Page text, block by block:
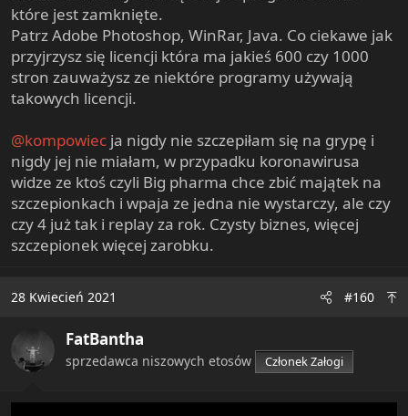
które jest zamknięte.
Patrz Adobe Photoshop, WinRar, Java. Co ciekawe jak
przyjrzysz się licencji która ma jakieś 600 czy 1000
stron zauważysz ze niektóre programy używają
takowych licencji.
@kompowiec ja nigdy nie szczepiłam się na grypę i
nigdy jej nie miałam, w przypadku koronawirusa
widze ze ktoś czyli Big pharma chce zbić majątek na
szczepionkach i wpaja ze jedna nie wystarczy, ale czy
czy 4 już tak i replay za rok. Czysty biznes, więcej
szczepionek więcej zarobku.
28 Kwiecień 2021 #160
FatBantha
sprzedawca niszowych etosów Członek Załogi